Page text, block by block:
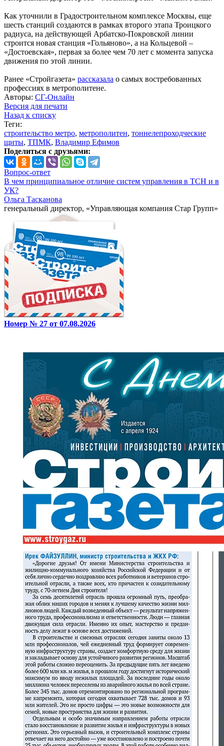
Как уточнили в Градостроительном комплексе Москвы, еще
шесть станций создаются в рамках второго этапа Троицкого
радиуса, на действующей Арбатско-Покровской линии
строится новая станция «Гольяново», а на Кольцевой –
«Достоевская», первая за более чем 70 лет с момента запуска
движения по этой линии.
Ранее «Стройгазета» рассказала о самых востребованных
профессиях в метрополитене.
Авторы: СГ-Онлайн
Версия для печати
Назад к списку
Теги:
строительство метро, метрополитен, тоннелепроходческие
щиты, ТПМК, Владимир Ефимов
Поделиться с друзьями:
Вопрос-ответ
В чем принципиальное отличие систем управления в ТСН и в
УК?
Ольга Тасканова
генеральный директор, «Управляющая компания Стар Групп»
Номер № 27 от 07.08.2026